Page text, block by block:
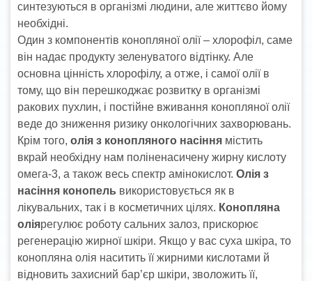
синтезуються в організмі людини, але життєво йому
необхідні.
Один з компонентів конопляної олії – хлорофіл, саме
він надає продукту зеленуватого відтінку. Але
основна цінність хлорофілу, а отже, і самої олії в
тому, що він перешкоджає розвитку в організмі
ракових пухлин, і постійне вживання конопляної олії
веде до зниження ризику онкологічних захворювань.
Крім того, олія з конопляного насіння містить
вкрай необхідну нам поліненасичену жирну кислоту
омега-3, а також весь спектр амінокислот. Олія з
насіння конопель використовується як в
лікувальних, так і в косметичних цілях. Конопляна
оліярегулює роботу сальних залоз, прискорює
регенерацію жирної шкіри. Якщо у вас суха шкіра, то
конопляна олія наситить її жирними кислотами й
відновить захисний бар’єр шкіри, зволожить її,